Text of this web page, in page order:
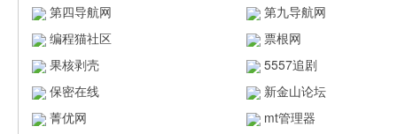
第四导航网
第九导航网
编程猫社区
票根网
果核剥壳
5557追剧
保密在线
新金山论坛
菁优网
mt管理器